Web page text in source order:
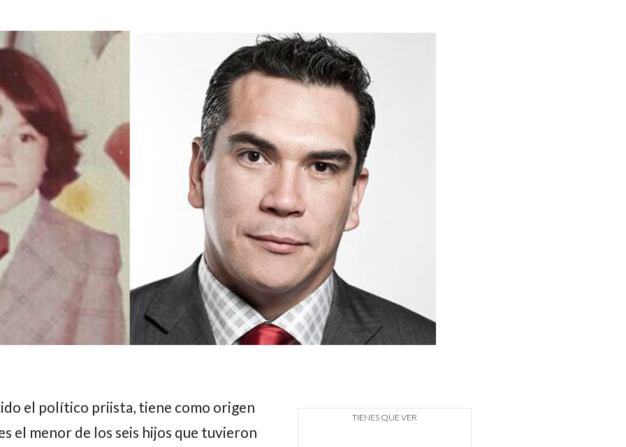
el político priista, tiene como origen
el menor de los seis hijos que tuvieron
TIENES QUE VER